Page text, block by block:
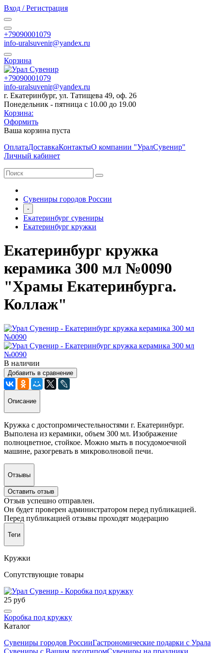
Вход / Регистрация
+79090001079
info-uralsuvenir@yandex.ru
Корзина
+79090001079
info-uralsuvenir@yandex.ru
г. Екатеринбург, ул. Татищева 49, оф. 26
Понедельник - пятница с 10.00 до 19.00
Корзина:
Оформить
Ваша корзина пуста
ОплатаДоставкаКонтактыО компании "УралСувенир"
Личный кабинет
Сувениры городов России
-
Екатеринбург сувениры
Екатеринбург кружки
Екатеринбург кружка
керамика 300 мл №0090
"Храмы Екатеринбурга.
Коллаж"
В наличии
Добавить в сравнение
Описание
Кружка с достопромичестельностями г. Екатеринбург.
Выполена из керамики, объем 300 мл. Изображение
полноцветное, стойкое. Можно мыть в посудомоечной
машине, разогревать в микроволновой печи.
Отзывы
Оставить отзыв
Отзыв успешно отправлен.
Он будет проверен администратором перед публикацией.
Перед публикацией отзывы проходят модерацию
Теги
Кружки
Сопутствующие товары
25 руб
Коробка под кружку
Каталог
Сувениры городов РоссииГастрономические подарки с Урала
Сувениры с Вашим логотипомСувениры на праздники